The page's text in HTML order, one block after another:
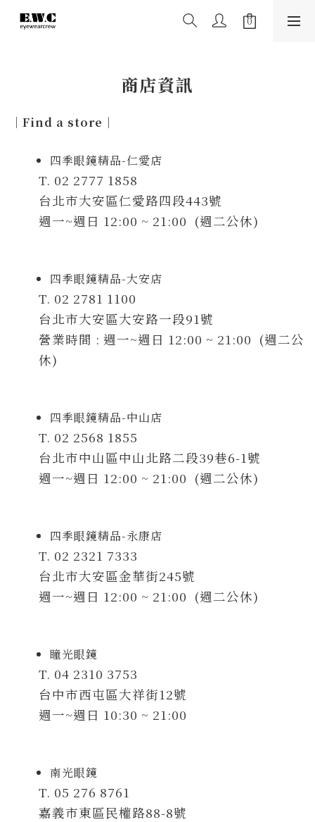
商店資訊
｜ Find a store ｜
四季眼鏡精品-仁愛店
T. 02 2777 1858
台北市大安區仁愛路四段443號
週一~週日 12:00 ~ 21:00 (週二公休)
四季眼鏡精品-大安店
T. 02 2781 1100
台北市大安區大安路一段91號
營業時間 : 週一~週日 12:00 ~ 21:00 (週二公
休)
四季眼鏡精品-中山店
T. 02 2568 1855
台北市中山區中山北路二段39巷6-1號
週一~週日 12:00 ~ 21:00 (週二公休)
四季眼鏡精品-永康店
T. 02 2321 7333
台北市大安區金華街245號
週一~週日 12:00 ~ 21:00 (週二公休)
瞳光眼鏡
T. 04 2310 3753
台中市西屯區大祥街12號
週一~週日 10:30 ~ 21:00
南光眼鏡
T. 05 276 8761
嘉義市東區民權路88-8號